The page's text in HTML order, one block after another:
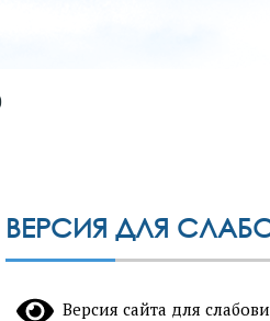
ВЕРСИЯ ДЛЯ
Версия сайта для